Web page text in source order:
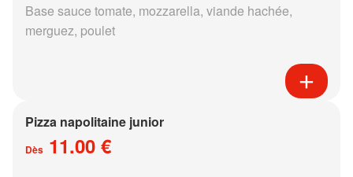
Base sauce tomate, mozzarella, viande hachée,
merguez, poulet
Pizza napolitaine junior
Dès 11.00 €